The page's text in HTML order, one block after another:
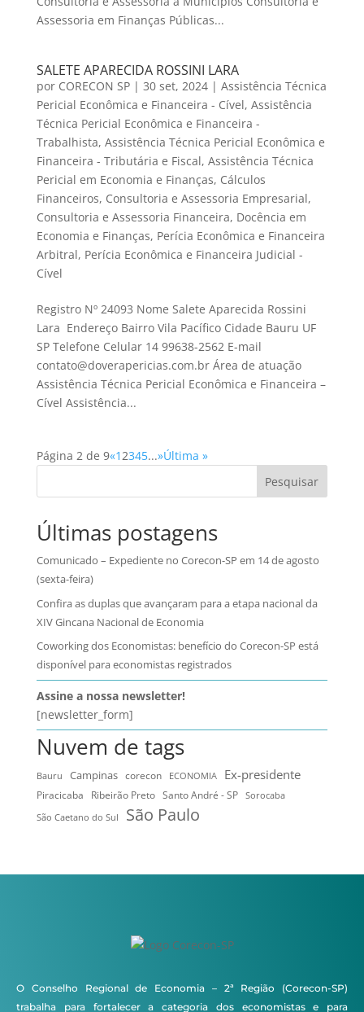
Assessoria em Finanças Públicas...
SALETE APARECIDA ROSSINI LARA
por CORECON SP| 30 set, 2024| Assistência Técnica
Pericial Econômica e Financeira - Cível, Assistência
Técnica Pericial Econômica e Financeira -
Trabalhista, Assistência Técnica Pericial Econômica e
Financeira - Tributária e Fiscal, Assistência Técnica
Pericial em Economia e Finanças, Cálculos
Financeiros, Consultoria e Assessoria Empresarial,
Consultoria e Assessoria Financeira, Docência em
Economia e Finanças, Perícia Econômica e Financeira
Arbitral, Perícia Econômica e Financeira Judicial -
Cível
Registro Nº 24093 Nome Salete Aparecida Rossini
Lara Endereço Bairro Vila Pacífico Cidade Bauru UF
SP Telefone Celular 14 99638-2562 E-mail
contato@doverapericias.com.br Área de atuação
Assistência Técnica Pericial Econômica e Financeira –
Cível Assistência...
Página 2 de 9«12345...»Última »
Pesquisar
Últimas postagens
Comunicado – Expediente no Corecon-SP em 14 de agosto
(sexta-feira)
Confira as duplas que avançaram para a etapa nacional da
XIV Gincana Nacional de Economia
Coworking dos Economistas: benefício do Corecon-SP está
disponível para economistas registrados
Assine a nossa newsletter!
[newsletter_form]
Nuvem de tags
Bauru Campinas corecon ECONOMIA Ex-presidente
Piracicaba Ribeirão Preto Santo André - SP
Sorocaba
São Caetano do Sul
São Paulo
O Conselho Regional de Economia – 2ª Região (Corecon-SP)
trabalha para fortalecer a categoria dos economistas e para